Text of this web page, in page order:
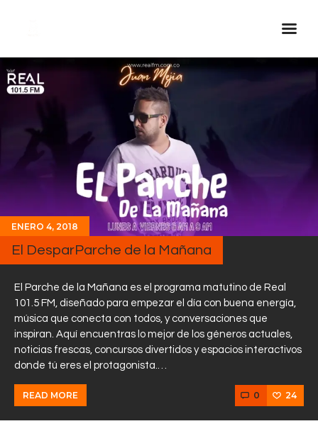
Inicio Real FM
Streaming
En Vivo
Descarga La APP
Programas
Noticias
Equipo
Sobre Nosotros
Contactos
ENERO 4, 2018
El DesparParche de la Mañana
El Parche de la Mañana es el programa matutino de Real
101.5 FM, diseñado para empezar el día con buena energía,
música que conecta con todos, y conversaciones que
inspiran. Aquí encuentras lo mejor de los géneros actuales,
noticias frescas, concursos divertidos y espacios interactivos
donde tú eres el protagonista.…
READ MORE 0 24